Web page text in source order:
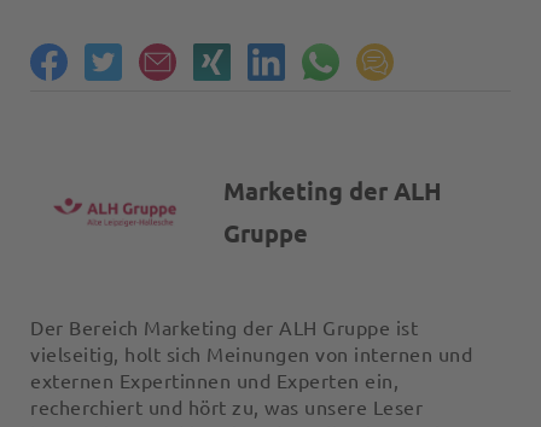
Marketing der ALH
Gruppe
Der Bereich Marketing der ALH Gruppe ist
vielseitig, holt sich Meinungen von internen und
externen Expertinnen und Experten ein,
recherchiert und hört zu, was unsere Leser